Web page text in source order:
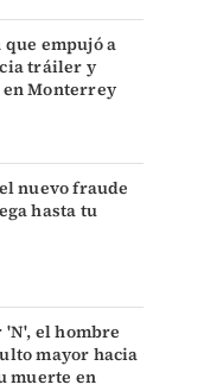
empujó a
tráiler y
en Monterrey
nuevo fraude
hasta tu
'N', el hombre
mayor hacia
muerte en